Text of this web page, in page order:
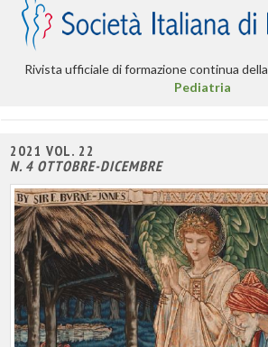
Rivista ufficiale di formazione continua della
Pediatria
2021 VOL. 22
N. 4 OTTOBRE-DICEMBRE